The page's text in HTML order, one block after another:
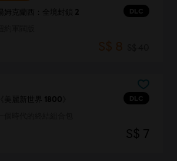
DLC
湯姆克蘭西：全境封鎖 2
DLC
《美麗新世界 1800》
S$ 7